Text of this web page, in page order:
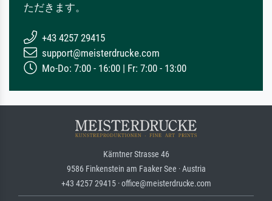
ただきます。
+43 4257 29415
support@meisterdrucke.com
Mo-Do: 7:00 - 16:00 | Fr: 7:00 - 13:00
Kärntner Strasse 46
9586 Finkenstein am Faaker See · Austria
+43 4257 29415 · office@meisterdrucke.com